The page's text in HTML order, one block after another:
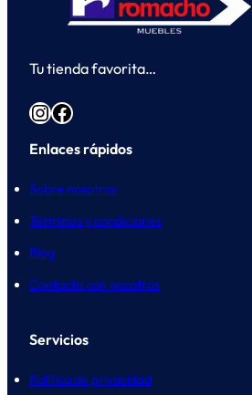
Tu tienda favorita…
InstagramFacebook
Enlaces rápidos
Sobre nosotros
Términos y condiciones
Blog
Contacta con nosotros
Servicios
Política de privacidad